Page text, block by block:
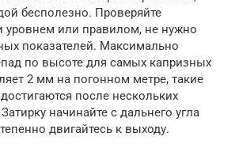
бесполезно. Проверяйте
уровнем или правилом, не нужно
показателей. Максимально
по высоте для самых капризных
2 мм на погонном метре, такие
после нескольких
начинайте с дальнего угла
двигайтесь к выходу.